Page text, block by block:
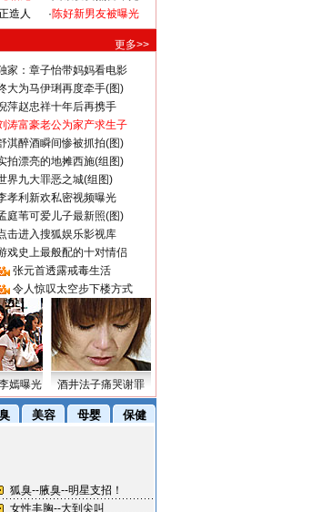
造人
·陈好新男友被曝光
更多>>
家：章子怡带妈妈看电影
大为马伊琍再度牵手(图)
萍赵忠祥十年后再携手
涛富豪老公为家产求生子
淇醉酒瞬间惨被抓拍(图)
拍漂亮的地摊西施(组图)
界九大罪恶之城(组图)
孝利新欢私密视频曝光
庭苇可爱儿子最新照(图)
击进入搜狐娱乐影视库
戏史上最般配的十对情侣
张元首透露戒毒生活
令人惊叹太空步下楼方式
嫣曝光 酒井法子痛哭谢罪